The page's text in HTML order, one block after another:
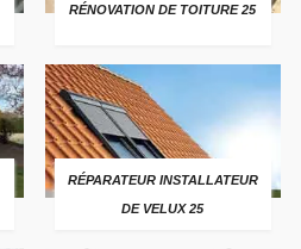
RÉNOVATION DE TOITURE 25
RÉPARATEUR INSTALLATEUR
DE VELUX 25